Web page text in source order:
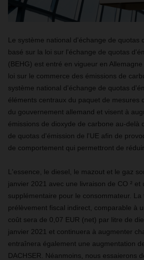
Le système national d'échange de quotas
basé sur la loi sur l'échange de quotas
(BEHG) est entré en vigueur en
loi sur le commerce des émissions de
système national d'échange de quotas
éléments centraux du paquet de mesures
du gouvernement allemand et visent à
émissions de dioxyde de carbone au-delà
de quotas d'émission de l'UE afin de
de comportement qui permettront de
L'essence, le diesel, le mazout et le gaz
janvier 2021 avec une livraison de CO ² et
supplémentaire pour le consommateur. La
prélèvement fiscal indirect, comparable à
coût sera de 0,07 EUR (net) par litre de
janvier 2021 et continuera à augmenter
entraînera également une augmentation
DACHSER. Néanmoins, nous essaierons